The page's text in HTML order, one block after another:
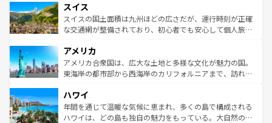
れる地方に足を運ぶとそれぞれで全く異なる文化を体験で
きるだろう。 なお、新着のフランス情報はコンテンツ一覧
を参照してほしい。
は、お酒好きな人にはぜひ体験してほしい。 なお、新着の
ドイツ情報はコンテンツ一覧を参照してほしい。
リアごとに異なる魅力がある。また、優雅なアフタヌーン
ティー、ビール好きにはたまらない英国パブ、サッカー観
戦など、本場だからこそできる体験も豊富。イギリスを旅
ンツ一覧を参照してほしい。
スイス
スイスの国土面積は九州ほどの広さだが、運行時刻が正確
な交通網が整備されており、初心者でも安心して個人旅行
の建物がそのまま残る町や、スイスならではのユニークな
博物館もあり、アルプス観光だけでなく町歩きも満喫する
ことができる。国民の所得が高いため物価も高いが、旅行
ば市内交通費無料で観光を楽しむこともできる。 なお、新
着のスイス情報はコンテンツ一覧 を参照してほしい。
アメリカ
アメリカ合衆国は、広大な土地と多様な文化が魅力の国。
東海岸の都市部から西海岸のカリフォルニアまで、訪れる
のような巨大都市は、観光、ショッピング、エンターテイ
ンメントが詰まった刺激的なスポットだ。一方、アメリカ
西部には大自然が広がり、グランドキャニオンやイエロー
ハワイ
年間を通じて温暖な気候に恵まれ、多くの島で構成される
ハワイは、どの島も独自の魅力をもっている。大自然の神